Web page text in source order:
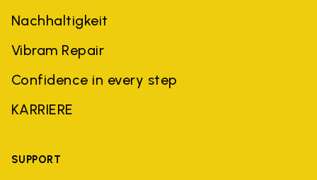
Nachhaltigkeit
Vibram Repair
Confidence in every step
KARRIERE
SUPPORT